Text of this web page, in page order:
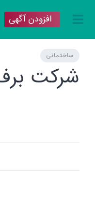
افزودن آگهی
ساختمانی
شرکت برف